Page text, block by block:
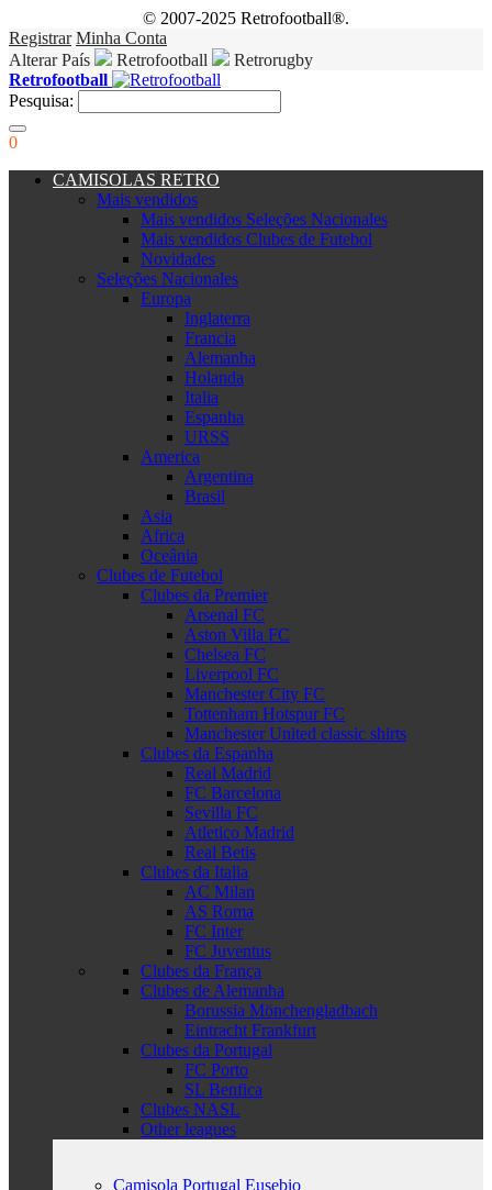
© 2007-2025 Retrofootball®.
Registrar Minha Conta
Alterar País
Retrofootball
Retrorugby
Retrofootball
Pesquisa:
0
CAMISOLAS RETRO
Mais vendidos
Mais vendidos Seleções Nacionales
Mais vendidos Clubes de Futebol
Novidades
Seleções Nacionales
Europa
Inglaterra
Francia
Alemanha
Holanda
Italia
Espanha
URSS
America
Argentina
Brasil
Asia
Africa
Oceânia
Clubes de Futebol
Clubes da Premier
Arsenal FC
Aston Villa FC
Chelsea FC
Liverpool FC
Manchester City FC
Tottenham Hotspur FC
Manchester United classic shirts
Clubes da Espanha
Real Madrid
FC Barcelona
Sevilla FC
Atletico Madrid
Real Betis
Clubes da Italia
AC Milan
AS Roma
FC Inter
FC Juventus
Clubes da França
Clubes de Alemanha
Borussia Mönchengladbach
Eintracht Frankfurt
Clubes da Portugal
FC Porto
SL Benfica
Clubes NASL
Other leagues
Camisola Portugal Eusebio